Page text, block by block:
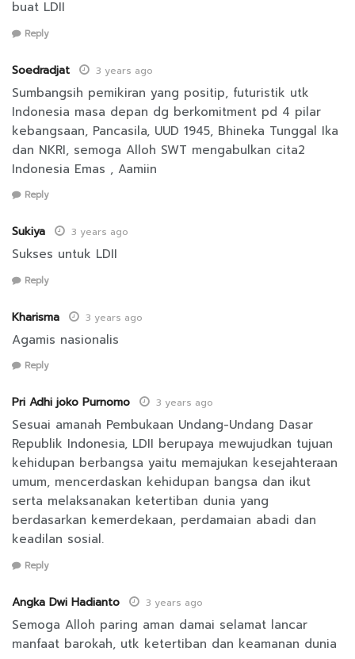
buat LDII
Reply
Soedradjat 3 years ago
Sumbangsih pemikiran yang positip, futuristik utk
Indonesia masa depan dg berkomitment pd 4 pilar
kebangsaan, Pancasila, UUD 1945, Bhineka Tunggal Ika
dan NKRI, semoga Alloh SWT mengabulkan cita2
Indonesia Emas , Aamiin
Reply
Sukiya 3 years ago
Sukses untuk LDII
Reply
Kharisma 3 years ago
Agamis nasionalis
Reply
Pri Adhi joko Purnomo 3 years ago
Sesuai amanah Pembukaan Undang-Undang Dasar
Republik Indonesia, LDII berupaya mewujudkan tujuan
kehidupan berbangsa yaitu memajukan kesejahteraan
umum, mencerdaskan kehidupan bangsa dan ikut
serta melaksanakan ketertiban dunia yang
berdasarkan kemerdekaan, perdamaian abadi dan
keadilan sosial.
Reply
Angka Dwi Hadianto 3 years ago
Semoga Alloh paring aman damai selamat lancar
manfaat barokah, utk ketertiban dan keamanan dunia